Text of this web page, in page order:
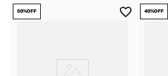
50%OFF 40%OFF